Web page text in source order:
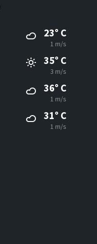
23° C
1 m/s
35° C
3 m/s
36° C
1 m/s
31° C
1 m/s